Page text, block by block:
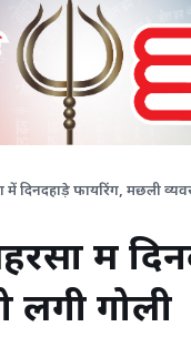
दिनदहाड़े फायरिंग, मछली
में
लगी गोली